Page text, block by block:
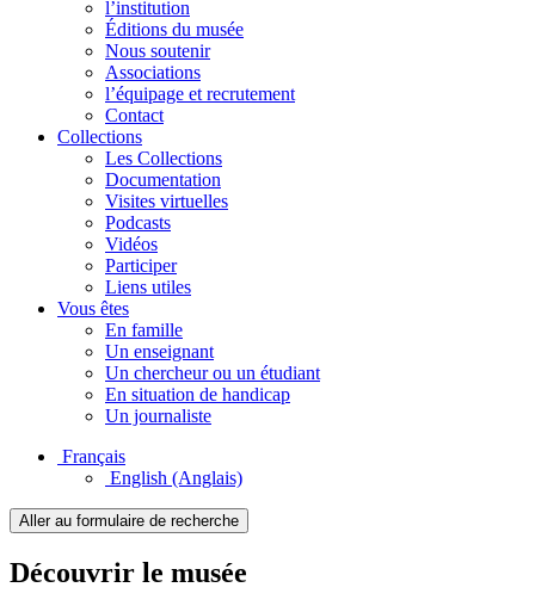
l’institution
Éditions du musée
Nous soutenir
Associations
l’équipage et recrutement
Contact
Collections
Les Collections
Documentation
Visites virtuelles
Podcasts
Vidéos
Participer
Liens utiles
Vous êtes
En famille
Un enseignant
Un chercheur ou un étudiant
En situation de handicap
Un journaliste
Français
English (Anglais)
Aller au formulaire de recherche
Découvrir le musée